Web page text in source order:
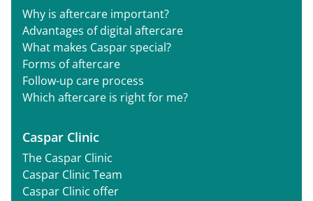
Why is aftercare important?
Advantages of digital aftercare
What makes Caspar special?
Forms of aftercare
Follow-up care process
Which aftercare is right for me?
Caspar Clinic
The Caspar Clinic
Caspar Clinic Team
Caspar Clinic offer